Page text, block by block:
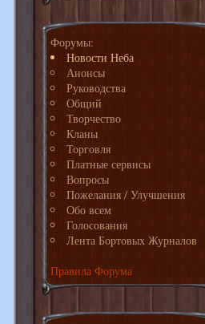
Форумы:
Новости Неба
Анонсы
Руководства
Общий
Творчество
Кланы
Торговля
Платные сервисы
Вопросы
Пожелания / Улучшения
Обо всем
Голосования
Лента Бортовых Журналов
Правила Форума